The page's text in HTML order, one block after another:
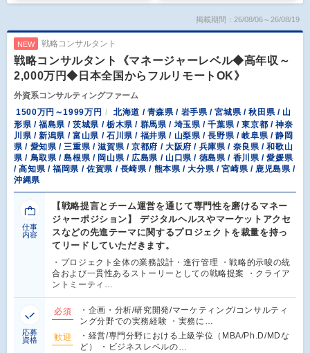
掲載期間：26/08/06～26/08/19
NEW 戦略コンサルタント
戦略コンサルタント《マネージャーレベル◆高年収～
2,000万円◆日本全国からフルリモートOK》
外資系コンサルティングファーム
1500万円～1999万円
北海道 / 青森県 / 岩手県 / 宮城県 / 秋田県 / 山
形県 / 福島県 / 茨城県 / 栃木県 / 群馬県 / 埼玉県 / 千葉県 / 東京都 / 神奈
川県 / 新潟県 / 富山県 / 石川県 / 福井県 / 山梨県 / 長野県 / 岐阜県 / 静岡
県 / 愛知県 / 三重県 / 滋賀県 / 京都府 / 大阪府 / 兵庫県 / 奈良県 / 和歌山
県 / 鳥取県 / 島根県 / 岡山県 / 広島県 / 山口県 / 徳島県 / 香川県 / 愛媛県
/ 高知県 / 福岡県 / 佐賀県 / 長崎県 / 熊本県 / 大分県 / 宮崎県 / 鹿児島県 /
沖縄県
仕事
内容
【戦略提言とチーム運営を通じて専門性を磨けるマネー
ジャーポジション】 デジタルヘルスやマーケットアクセ
スなどの先進テーマに関するプロジェクトを裁量を持っ
てリードしていただきます。
・プロジェクト全体の業務設計・進行管理 ・戦略的示唆の統
合および一貫性あるストーリーとしての戦略提案 ・クライア
ントミーティ…
応募
資格
必須
・企画・分析/研究開発/マーケティング/コンサルティ
ング分野での実務経験 ・実務に…
歓迎
・経営/専門分野における上級学位（MBA/Ph.D/MDな
ど） ・ビジネスレベルの…